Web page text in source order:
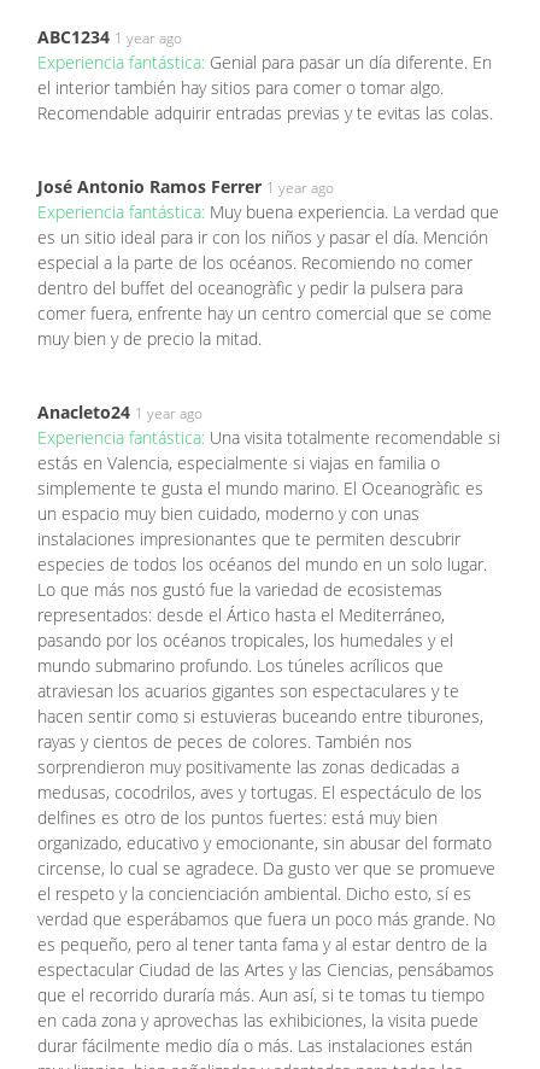
ABC1234 1 year ago
Experiencia fantástica: Genial para pasar un día diferente. En
el interior también hay sitios para comer o tomar algo.
Recomendable adquirir entradas previas y te evitas las colas.
José Antonio Ramos Ferrer 1 year ago
Experiencia fantástica: Muy buena experiencia. La verdad que
es un sitio ideal para ir con los niños y pasar el día. Mención
especial a la parte de los océanos. Recomiendo no comer
dentro del buffet del oceanogràfic y pedir la pulsera para
comer fuera, enfrente hay un centro comercial que se come
muy bien y de precio la mitad.
Anacleto24 1 year ago
Experiencia fantástica: Una visita totalmente recomendable si
estás en Valencia, especialmente si viajas en familia o
simplemente te gusta el mundo marino. El Oceanogràfic es
un espacio muy bien cuidado, moderno y con unas
instalaciones impresionantes que te permiten descubrir
especies de todos los océanos del mundo en un solo lugar.
Lo que más nos gustó fue la variedad de ecosistemas
representados: desde el Ártico hasta el Mediterráneo,
pasando por los océanos tropicales, los humedales y el
mundo submarino profundo. Los túneles acrílicos que
atraviesan los acuarios gigantes son espectaculares y te
hacen sentir como si estuvieras buceando entre tiburones,
rayas y cientos de peces de colores. También nos
sorprendieron muy positivamente las zonas dedicadas a
medusas, cocodrilos, aves y tortugas. El espectáculo de los
delfines es otro de los puntos fuertes: está muy bien
organizado, educativo y emocionante, sin abusar del formato
circense, lo cual se agradece. Da gusto ver que se promueve
el respeto y la concienciación ambiental. Dicho esto, sí es
verdad que esperábamos que fuera un poco más grande. No
es pequeño, pero al tener tanta fama y al estar dentro de la
espectacular Ciudad de las Artes y las Ciencias, pensábamos
que el recorrido duraría más. Aun así, si te tomas tu tiempo
en cada zona y aprovechas las exhibiciones, la visita puede
durar fácilmente medio día o más. Las instalaciones están